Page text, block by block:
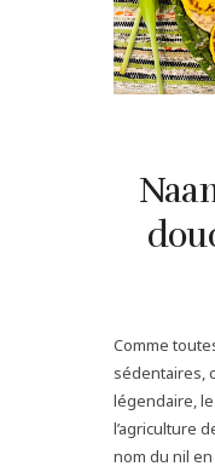
Comme
sédentaires,
légendaire, le
l’agriculture
nom du nil